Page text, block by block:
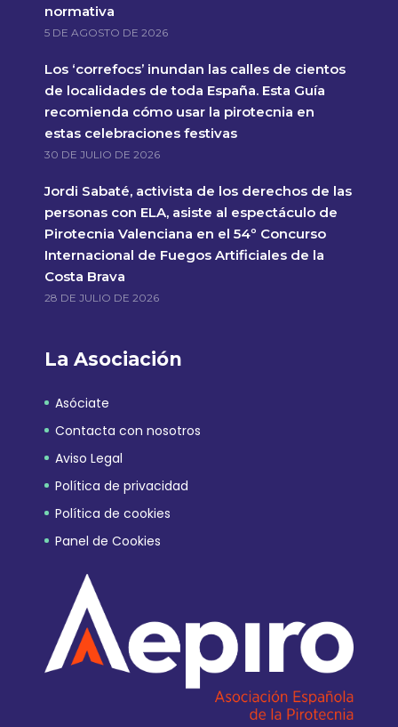
normativa
5 DE AGOSTO DE 2026
Los ‘correfocs’ inundan las calles de cientos
de localidades de toda España. Esta Guía
recomienda cómo usar la pirotecnia en
estas celebraciones festivas
30 DE JULIO DE 2026
Jordi Sabaté, activista de los derechos de las
personas con ELA, asiste al espectáculo de
Pirotecnia Valenciana en el 54º Concurso
Internacional de Fuegos Artificiales de la
Costa Brava
28 DE JULIO DE 2026
La Asociación
Asóciate
Contacta con nosotros
Aviso Legal
Política de privacidad
Política de cookies
Panel de Cookies